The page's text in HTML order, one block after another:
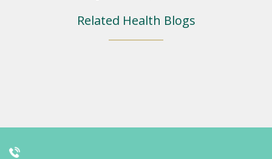
Related Health Blogs